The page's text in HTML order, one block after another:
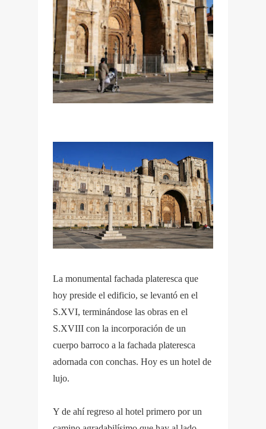
La monumental fachada plateresca que
hoy preside el edificio, se levantó en el
S.XVI, terminándose las obras en el
S.XVIII con la incorporación de un
cuerpo barroco a la fachada plateresca
adornada con conchas. Hoy es un hotel de
lujo.
Y de ahí regreso al hotel primero por un